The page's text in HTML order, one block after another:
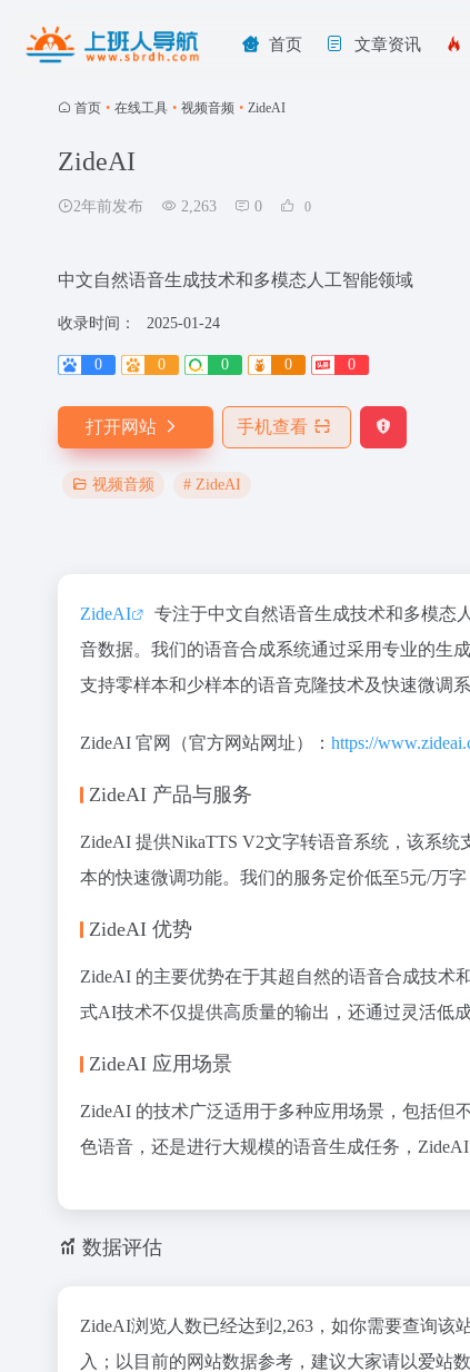
首页 文章资讯
首页 • 在线工具 • 视频音频 • ZideAI
ZideAI
2年前发布 2,263 0 0
中文自然语音生成技术和多模态人工智能领域
收录时间： 2025-01-24
0 0 0 0 0
打开网站 手机查看
视频音频 # ZideAI
ZideAI
专注于中文自然语音生成技术和多模态
音数据。我们的语音合成系统通过采用专业的生
支持零样本和少样本的语音克隆技术及快速微调
ZideAI 官网（官方网站网址）： https://
ZideAI 产品与服务
ZideAI 提供NikaTTS V2文字转语音系统，该系
本的快速微调功能。我们的服务定价低至5元/万
ZideAI 优势
ZideAI 的主要优势在于其超自然的语音合成技术
式AI技术不仅提供高质量的输出，还通过灵活低
ZideAI 应用场景
ZideAI 的技术广泛适用于多种应用场景，包括但
色语音，还是进行大规模的语音生成任务，ZideAI
数据评估
ZideAI浏览人数已经达到2,263，如你需要查询该
入；以目前的网站数据参考，建议大家请以爱站